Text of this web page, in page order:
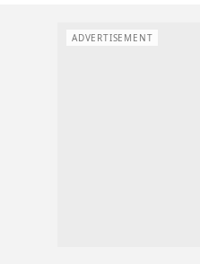
ADVERTISEMENT